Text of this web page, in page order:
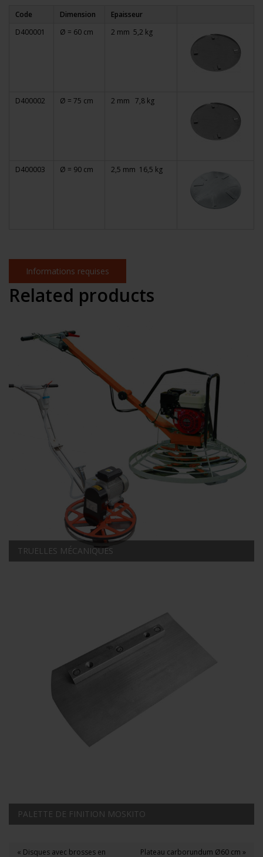
Code Dimension
Epaisseur
D400001
Ø = 60 cm 2 mm 5,2 kg
D400002 Ø = 75 cm 2 mm 7,8 kg
D400003 Ø = 90 cm 2,5 mm 16,5 kg
Informations requises
Related products
TRUELLES MÉCANIQUES
PALETTE DE FINITION MOSKITO
« Disques avec brosses en Plateau carborundum Ø60 cm »